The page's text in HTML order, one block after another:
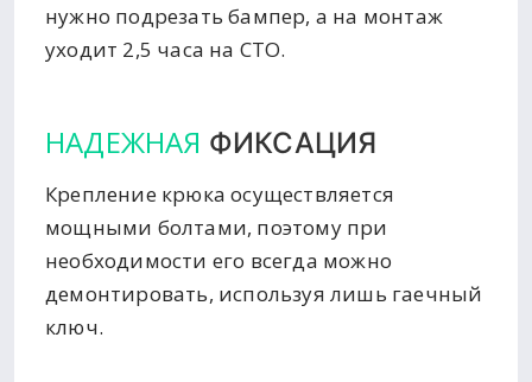
нужно подрезать бампер, а на монтаж
уходит 2,5 часа на СТО.
НАДЕЖНАЯ ФИКСАЦИЯ
Крепление крюка осуществляется
мощными болтами, поэтому при
необходимости его всегда можно
демонтировать, используя лишь гаечный
ключ.